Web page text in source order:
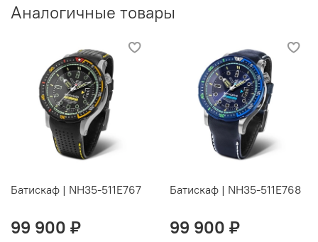
Аналогичные товары
Батискаф | NH35-511E767
99 900 ₽
Батискаф | NH35-511E768
99 900 ₽